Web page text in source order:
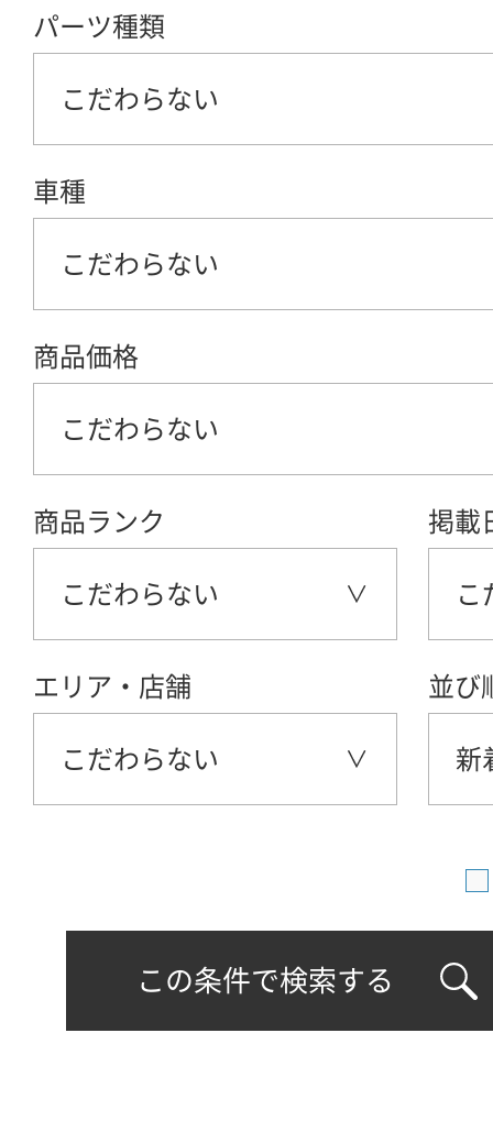
パーツ種類
こだわらない
車種
こだわらない
商品価格
こだわらない
商品ランク
こだわらない
掲載
こ
エリア・店舗
こだわらない
並び
新
この条件で検索する